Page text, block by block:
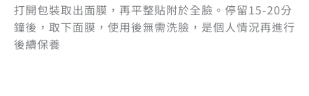
打開包裝取出面膜，再平整貼附於全臉。停留15-20分
鐘後，取下面膜，使用後無需洗臉，是個人情況再進行
後續保養